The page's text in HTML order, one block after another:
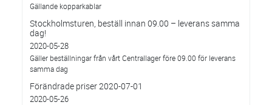
Gällande kopparkablar
Stockholmsturen, beställ innan 09.00 – leverans samma
dag!
2020-05-28
Gäller beställningar från vårt Centrallager före 09.00 för leverans
samma dag
Förändrade priser 2020-07-01
2020-05-26